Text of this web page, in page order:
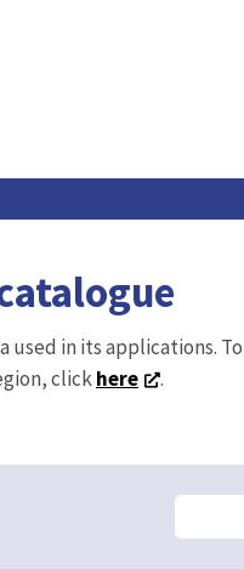
used in its applications.
click here